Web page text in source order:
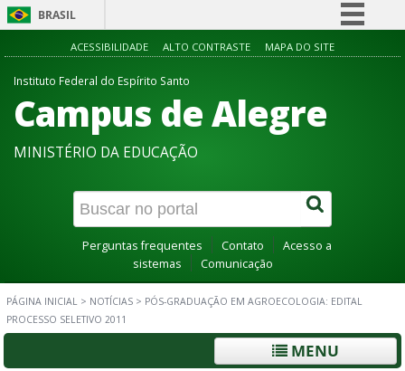
BRASIL
Simplifique!
Acesso à informação
Canais
ACESSIBILIDADE ALTO CONTRASTE MAPA DO SITE
Instituto Federal do Espírito Santo
Campus de Alegre
MINISTÉRIO DA EDUCAÇÃO
Perguntas frequentes Contato
Acesso a
sistemas
Comunicação
PÁGINA INICIAL > NOTÍCIAS > PÓS-GRADUAÇÃO EM AGROECOLOGIA: EDITAL
PROCESSO SELETIVO 2011
MENU